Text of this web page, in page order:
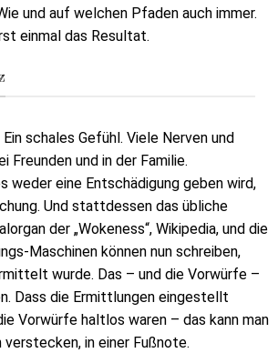
und auf welchen Pfaden auch immer.
einmal das Resultat.
schales Gefühl. Viele Nerven und
Freunden und in der Familie.
weder eine Entschädigung geben wird,
Und stattdessen das übliche
der „Wokeness“, Wikipedia, und die
Maschinen können nun schreiben,
wurde. Das – und die Vorwürfe –
Dass die Ermittlungen eingestellt
Vorwürfe haltlos waren – das kann man
in einer Fußnote.